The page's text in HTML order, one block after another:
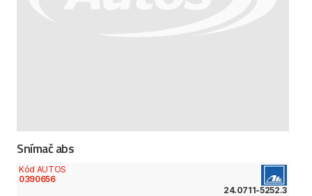
Snímač abs
Kód AUTOS
0390656
24.0711-5252.3